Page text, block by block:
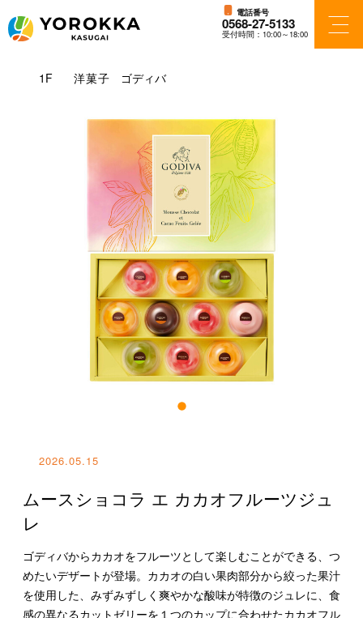
電話番号
0568-27-5133
受付時間：10:00～18:00
1F 洋菓子 ゴディバ
2026.05.15
ムースショコラ エ カカオフルーツジュ
レ
ゴディバからカカオをフルーツとして楽しむことができる、つ
めたいデザートが登場。カカオの白い果肉部分から絞った果汁
を使用した、みずみずしく爽やかな酸味が特徴のジュレに、食
感の異なるカットゼリーを１つのカップに合わせたカカオフル
フロアガイド
ショップ検索
ショップニュース
アクセス・パーキング
施設案内
ニュース＆イベント
特集一覧